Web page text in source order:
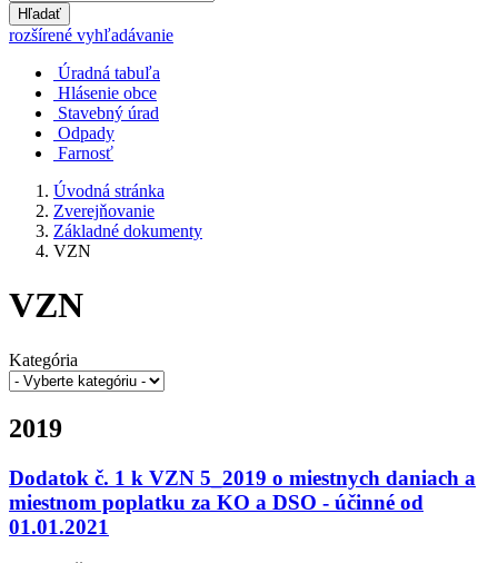
Hľadať
rozšírené vyhľadávanie
Úradná tabuľa
Hlásenie obce
Stavebný úrad
Odpady
Farnosť
Úvodná stránka
Zverejňovanie
Základné dokumenty
VZN
VZN
Kategória
2019
Dodatok č. 1 k VZN 5_2019 o miestnych daniach a
miestnom poplatku za KO a DSO - účinné od
01.01.2021